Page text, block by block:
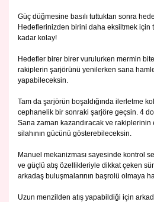
Güç düğmesine basılı tuttuktan sonra
Hedeflerinizden birini daha eksiltmek için
kadar kolay!
Hedefler birer birer vurulurken mermin
rakiplerin şarjörünü yenilerken sana
yapabileceksin.
Tam da şarjörün boşaldığında ilerletme
cephanelik bir sonraki şarjöre geçsin. 4
Sana zaman kazandıracak ve rakiplerinin
silahının gücünü gösterebileceksin.
Manuel mekanizması sayesinde kontrol
ve güçlü atış özellikleriyle dikkat çeken
arkadaş buluşmalarının başrolü olmaya
Uzun menzilden atış yapabildiği için